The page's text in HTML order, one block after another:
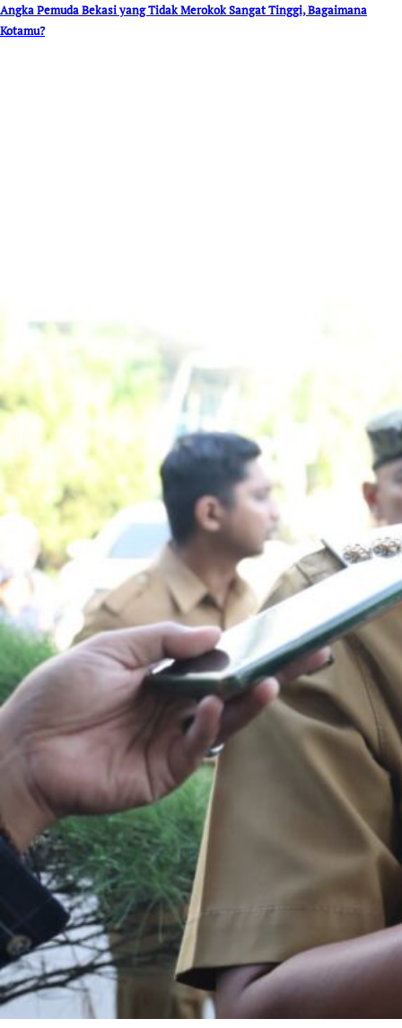
Angka Pemuda Bekasi yang Tidak Merokok Sangat Tinggi, Bagaimana
Kotamu?